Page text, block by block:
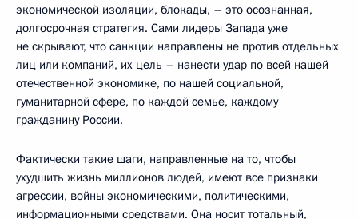
экономической изоляции, блокады, – это осознанная,
долгосрочная стратегия. Сами лидеры Запада уже
не скрывают, что санкции направлены не против отдельных
лиц или компаний, их цель – нанести удар по всей нашей
отечественной экономике, по нашей социальной,
гуманитарной сфере, по каждой семье, каждому
гражданину России.
Фактически такие шаги, направленные на то, чтобы
ухудшить жизнь миллионов людей, имеют все признаки
агрессии, войны экономическими, политическими,
информационными средствами. Она носит тотальный,